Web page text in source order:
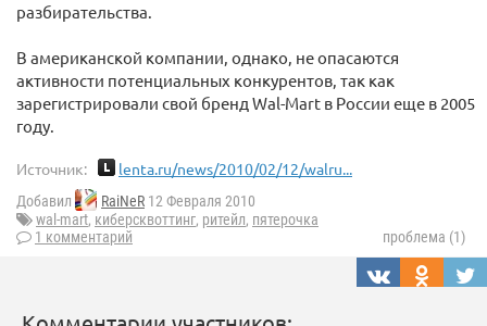
разбирательства.
В американской компании, однако, не опасаются
активности потенциальных конкурентов, так как
зарегистрировали свой бренд Wal-Mart в России еще в 2005
году.
Источник: lenta.ru/news/2010/02/12/walru...
Добавил RaiNeR 12 Февраля 2010
wal-mart, киберсквоттинг, ритейл, пятерочка
1 комментарий
проблема (1)